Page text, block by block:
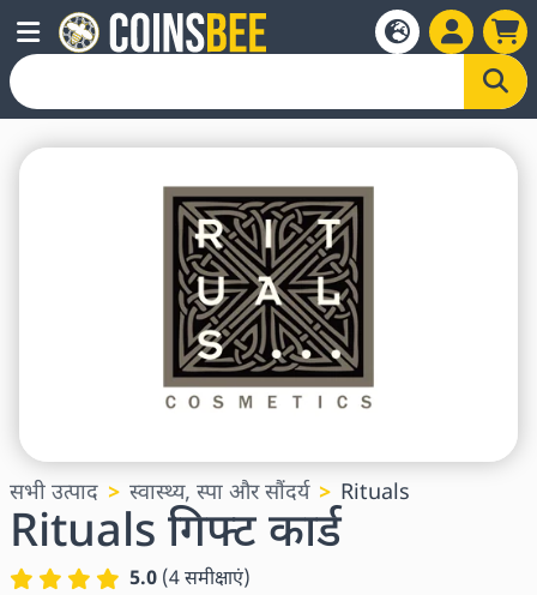
सभी उत्पाद स्वास्थ्य, स्पा और सौंदर्य Rituals
Rituals गिफ्ट कार्ड
5.0 (4समीक्षाएं)